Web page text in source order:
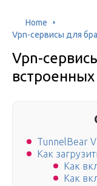
Home
Vpn-сервисы для
Vpn-
TunnelBear
Как
Как
Как